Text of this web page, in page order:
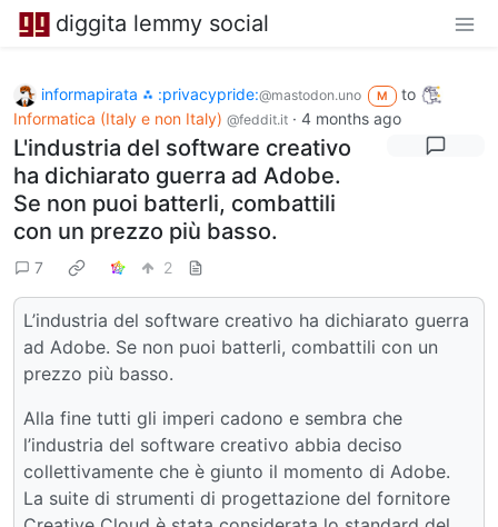
diggita lemmy social
informapirata ⁂ :privacypride:@mastodon.uno M
to
Informatica (Italy e non Italy) @feddit.it · 4 months ago
L'industria del software creativo
ha dichiarato guerra ad Adobe.
Se non puoi batterli, combattili
con un prezzo più basso.
7 2
L’industria del software creativo ha dichiarato guerra
ad Adobe. Se non puoi batterli, combattili con un
prezzo più basso.
Alla fine tutti gli imperi cadono e sembra che
l’industria del software creativo abbia deciso
collettivamente che è giunto il momento di Adobe.
La suite di strumenti di progettazione del fornitore